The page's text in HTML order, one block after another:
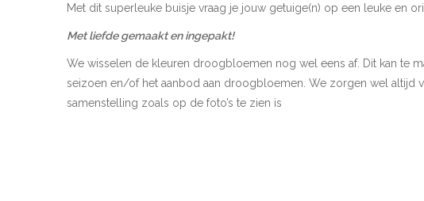
Met dit superleuke buisje vraag je jouw getuige(n) op een leuke en
Met liefde gemaakt en ingepakt!
We wisselen de kleuren droogbloemen nog wel eens af. Dit kan te
seizoen en/of het aanbod aan droogbloemen. We zorgen wel altijd
samenstelling zoals op de foto’s te zien is